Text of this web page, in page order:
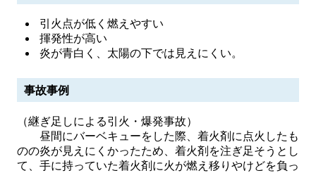
引火点が低く燃えやすい
揮発性が高い
炎が青白く、太陽の下では見えにくい。
事故事例
（継ぎ足しによる引火・爆発事故）
昼間にバーベキューをした際、着火剤に点火したも
のの炎が見えにくかったため、着火剤を注ぎ足そうとし
て、手に持っていた着火剤に火が燃え移りやけどを負っ